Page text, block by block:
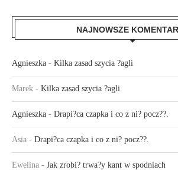
NAJNOWSZE
Agnieszka - Kilka zasad szycia ?agli
Marek - Kilka zasad szycia ?agli
Agnieszka - Drapi?ca czapka i co z ni? pocz??.
Asia - Drapi?ca czapka i co z ni? pocz??.
Ewelina - Jak zrobi? trwa?y kant w spodniach